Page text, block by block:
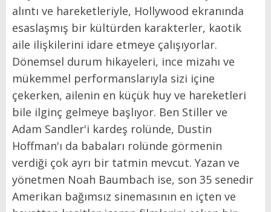
alıntı ve hareketleriyle, Hollywood ekranında
esaslaşmış bir kültürden karakterler, kaotik
aile ilişkilerini idare etmeye çalışıyorlar.
Dönemsel durum hikayeleri, ince mizahı ve
mükemmel performanslarıyla sizi içine
çekerken, ailenin en küçük huy ve hareketleri
bile ilginç gelmeye başlıyor. Ben Stiller ve
Adam Sandler'i kardeş rolünde, Dustin
Hoffman'ı da babaları rolünde görmenin
verdiği çok ayrı bir tatmin mevcut. Yazan ve
yönetmen Noah Baumbach ise, son 35 senedir
Amerikan bağımsız sinemasının en içten ve